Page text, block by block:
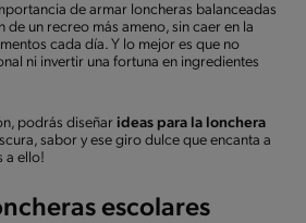
de armar loncheras balanceadas
de un recreo más ameno, sin caer en la
cada día. Y lo mejor es que no
ni invertir una fortuna en ingredientes
podrás diseñar ideas para la lonchera
sabor y ese giro dulce que encanta a
a ello!
escolares